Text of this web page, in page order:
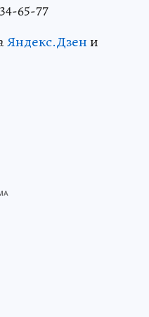
65-77
Яндекс.Дзени